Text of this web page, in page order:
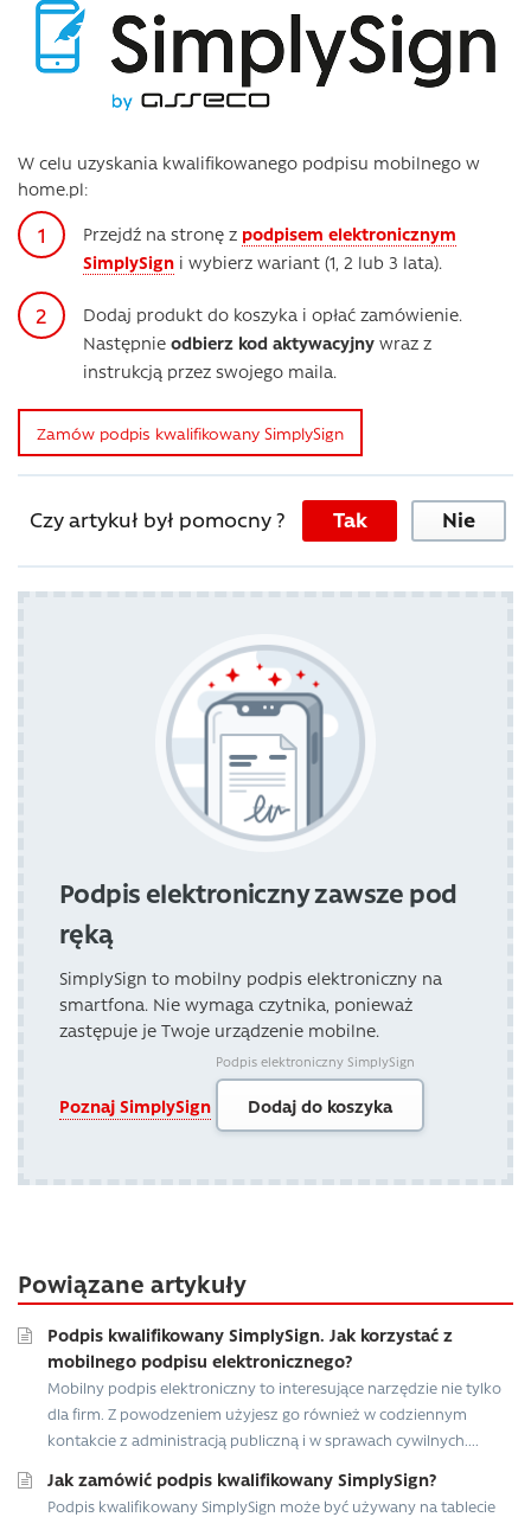
W celu uzyskania kwalifikowanego podpisu mobilnego w
home.pl:
Przejdź na stronę z podpisem elektronicznym
SimplySign i wybierz wariant (1, 2 lub 3 lata).
Dodaj produkt do koszyka i opłać zamówienie.
Następnie odbierz kod aktywacyjny wraz z
instrukcją przez swojego maila.
Zamów podpis kwalifikowany SimplySign
Czy artykuł był pomocny ? Tak Nie
Podpis elektroniczny zawsze pod
ręką
SimplySign to mobilny podpis elektroniczny na
smartfona. Nie wymaga czytnika, ponieważ
zastępuje je Twoje urządzenie mobilne.
Poznaj SimplySign
Podpis elektroniczny SimplySign
Dodaj do koszyka
Powiązane artykuły
Podpis kwalifikowany SimplySign. Jak korzystać z
mobilnego podpisu elektronicznego?
Mobilny podpis elektroniczny to interesujące narzędzie nie tylko
dla firm. Z powodzeniem użyjesz go również w codziennym
kontakcie z administracją publiczną i w sprawach cywilnych....
Jak zamówić podpis kwalifikowany SimplySign?
Podpis kwalifikowany SimplySign może być używany na tablecie